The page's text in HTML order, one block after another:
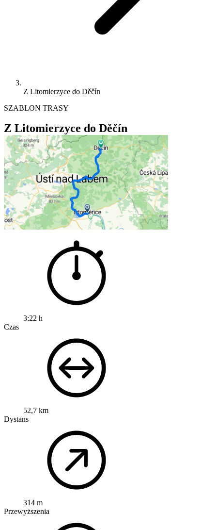
Z Litomierzyce do Děčín
SZABLON TRASY
Z Litomierzyce do Děčín
3:22 h
Czas
52,7 km
Dystans
314 m
Przewyższenia